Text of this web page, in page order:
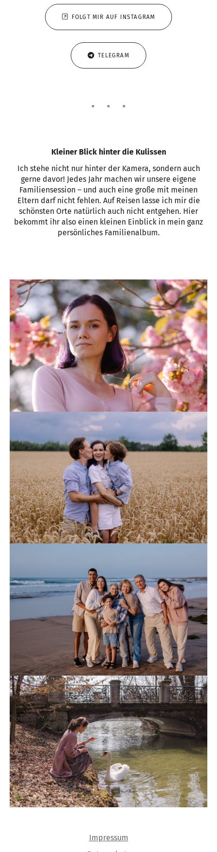
FOLGT MIR AUF INSTAGRAM
TELEGRAM
Kleiner Blick hinter die Kulissen
Ich stehe nicht nur hinter der Kamera, sondern auch
gerne davor! Jedes Jahr machen wir unsere eigene
Familiensession – und auch eine große mit meinen
Eltern darf nicht fehlen. Auf Reisen lasse ich mir die
schönsten Orte natürlich auch nicht entgehen. Hier
bekommt ihr also einen kleinen Einblick in mein ganz
persönliches Familienalbum.
Impressum